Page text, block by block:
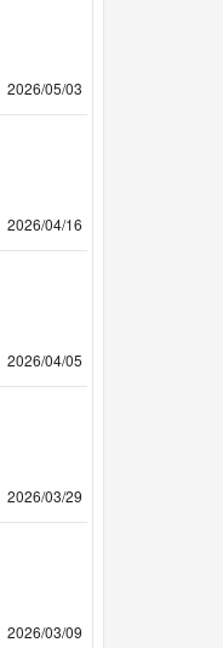
2026/05/03
2026/04/16
2026/04/05
2026/03/29
2026/03/09